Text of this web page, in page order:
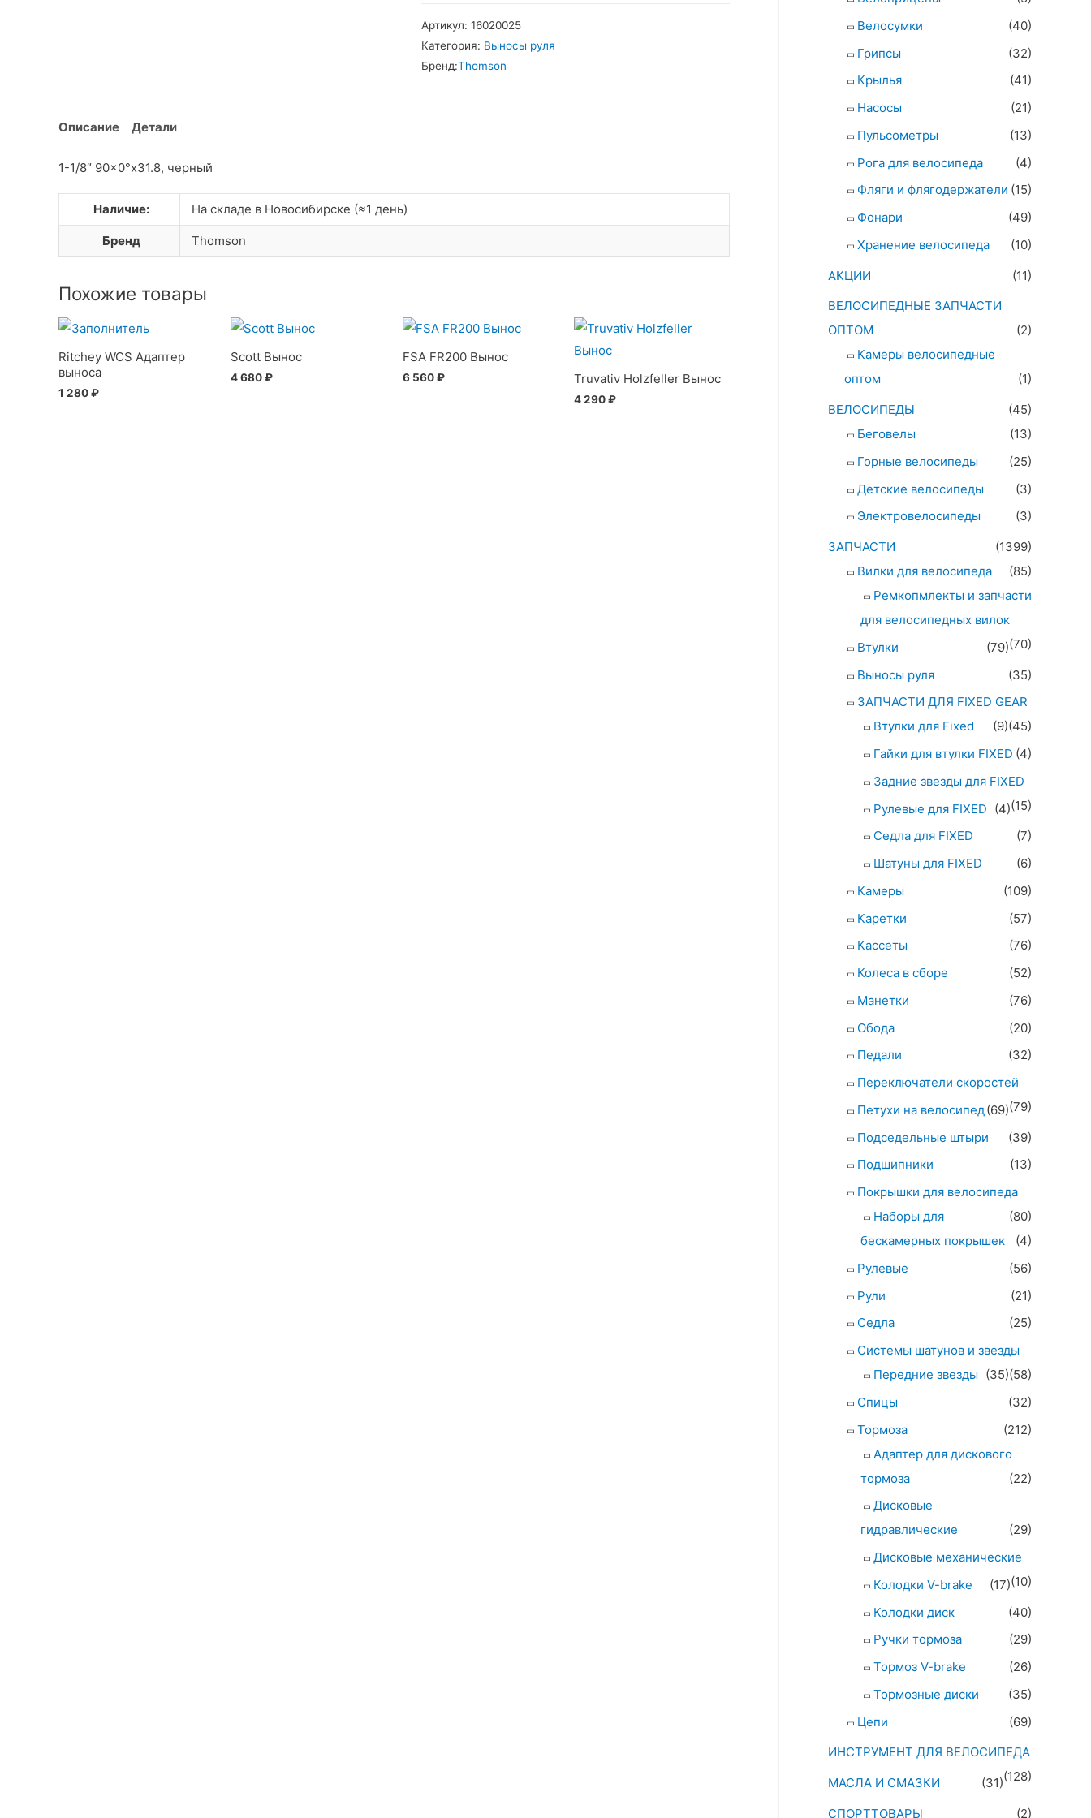
X4
Вынос
Артикул: 16020025
Категория: Выносы руля
Бренд:Thomson
Описание Детали
1-1/8″ 90×0°x31.8, черный
Наличие: На складе в Новосибирске (≈1 день)
Бренд Thomson
Похожие товары
Ritchey WCS Адаптер
выноса
1 280₽
Scott Вынос
4 680₽
FSA FR200 Вынос
6 560₽ Truvativ Holzfeller Вынос
4 290₽
Велосумки
(40)
Грипсы
(32)
Крылья
(41)
Насосы
(21)
Пульсометры
(13)
Рога для велосипеда
(4)
Фляги и флягодержатели (15)
Фонари
(49)
Хранение велосипеда
(10)
АКЦИИ
(11)
ВЕЛОСИПЕДНЫЕ ЗАПЧАСТИ
ОПТОМ
(2)
Камеры велосипедные
оптом
(1)
ВЕЛОСИПЕДЫ
(45)
Беговелы
(13)
Горные велосипеды
(25)
Детские велосипеды
(3)
Электровелосипеды
(3)
ЗАПЧАСТИ
(1399)
Вилки для велосипеда
(85)
Ремкопмлекты и запчасти
для велосипедных вилок
(70)
Втулки
(79)
Выносы руля
(35)
ЗАПЧАСТИ ДЛЯ FIXED GEAR
(45)
Втулки для Fixed
(9)
Гайки для втулки FIXED (4)
Задние звезды для FIXED
(15)
Рулевые для FIXED (4)
Седла для FIXED
(7)
Шатуны для FIXED
(6)
Камеры
(109)
Каретки
(57)
Кассеты
(76)
Колеса в сборе
(52)
Манетки
(76)
Обода
(20)
Педали
(32)
Переключатели скоростей
(79)
Петухи на велосипед(69)
Подседельные штыри
(39)
Подшипники
(13)
Покрышки для велосипеда
(80)
Наборы для
бескамерных покрышек
(4)
Рулевые
(56)
Рули
(21)
Седла
(25)
Системы шатунов и звезды
(58)
Передние звезды (35)
Спицы
(32)
Тормоза
(212)
Адаптер для дискового
тормоза
(22)
Дисковые
гидравлические
(29)
Дисковые механические
(10)
Колодки V-brake
(17)
Колодки диск
(40)
Ручки тормоза
(29)
Тормоз V-brake
(26)
Тормозные диски
(35)
Цепи
(69)
ИНСТРУМЕНТ ДЛЯ ВЕЛОСИПЕДА
(128)
МАСЛА И СМАЗКИ
(31)
СПОРТТОВАРЫ
(2)